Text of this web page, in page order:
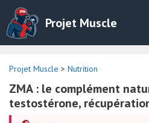
Aller
contenu
Projet Muscle
Projet Muscle > Nutrition
ZMA : le complément
testostérone,